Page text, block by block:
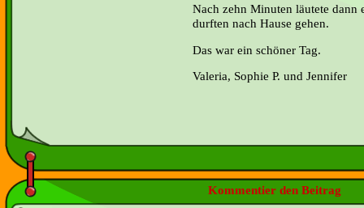
Nach zehn Minuten läutete
durften nach Hause gehen.
Das war ein schöner Tag.
Valeria, Sophie P. und Jennifer
Kommentier den Beitrag